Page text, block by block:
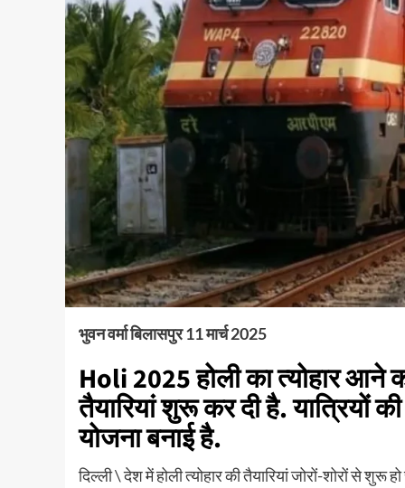
भुवन वर्मा बिलासपुर 11 मार्च 2025
Holi 2025 होली का त्योहार आने
तैयारियां शुरू कर दी है. यात्रियों
योजना बनाई है.
दिल्ली \ देश में होली त्योहार की तैयारियां जोरों-शोरों से